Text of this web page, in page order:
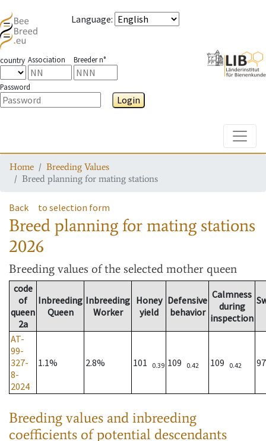
Language:
country Association Breeder n°
Password
Login
Home
Breeding Values
Breed planning for mating stations
Back to selection form
Breed planning for mating stations
2026
Breeding values of the selected mother queen
code
of
queen
2a
Inbreeding
Queen
Inbreeding
Worker
Honey
yield
Defensive
behavior
Calmness
during
inspection
AT-
99-
327-
8-
2024
1.1% 2.8% 101 0.39 109 0.42 109 0.42
Breeding values and inbreeding
coefficients of potential descendants